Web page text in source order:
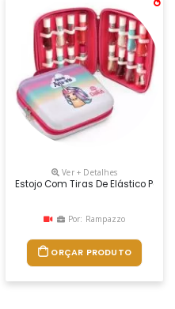
Em Alumínio E Detalhe
Ver + Detalhes
Estojo Com Tiras De Elástico
Por: Rampazzo
ORÇAR PRODUTO